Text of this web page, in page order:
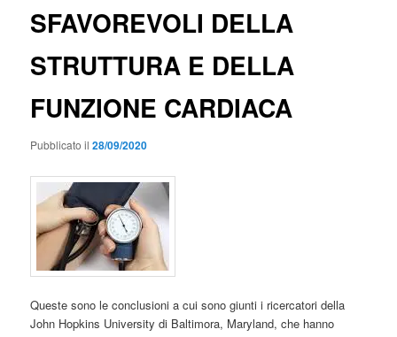
SFAVOREVOLI DELLA
STRUTTURA E DELLA
FUNZIONE CARDIACA
Pubblicato il28/09/2020
Queste sono le conclusioni a cui sono giunti i ricercatori della
John Hopkins University di Baltimora, Maryland, che hanno